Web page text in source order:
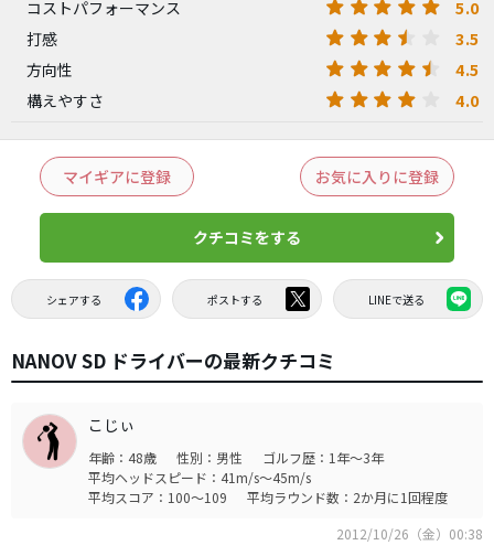
コストパフォーマンス 5.0
打感 3.5
方向性 4.5
構えやすさ 4.0
マイギアに登録 お気に入りに登録
クチコミをする
シェアする ポストする LINEで送る
NANOV SD ドライバーの最新クチコミ
こじぃ
年齢：48歳 性別：男性
ゴルフ歴：1年～3年
平均ヘッドスピード：41m/s～45m/s
平均スコア：100～109
平均ラウンド数：2か月に1回程度
2012/10/26（金）00:38